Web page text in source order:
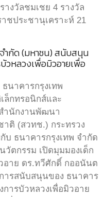
งวัลชมเชย 4 รางวัล
ชประชานุเคราะห์ 21
ำกัด (มหาชน) สนับสนุน
วหลวงเพื่อมิวอายเพื่อ
นาคารกรุงเทพ
ล็กทรอนิกส์และ
ำนักงานพัฒนา
าติ (สวทช.) กระทรวง
บ ธนาคารกรุงเทพ จำกัด
ตกรรม เปิดมุมมองเด็ก
อาย ดร.ทวีศักดิ์ กออนันต
ารสนับสนุนของ ธนาคาร
ารบัวหลวงเพื่อมิวอาย